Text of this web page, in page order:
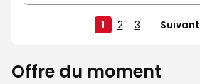
1 2 3 Suivant
Offre du moment